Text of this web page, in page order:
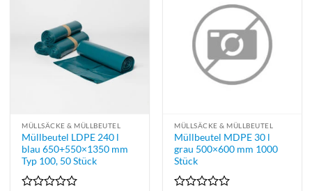
MÜLLSÄCKE & MÜLLBEUTEL
Müllbeutel LDPE 240 l
blau 650+550×1350 mm
Typ 100, 50 Stück
MÜLLSÄCKE & MÜLLBEUTEL
Müllbeutel MDPE 30 l
grau 500×600 mm 1000
Stück